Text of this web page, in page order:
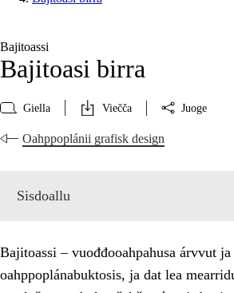
Bajitoassi
Bajitoasi birra
Giella Viečča Juoge
Oahppoplánii grafisk design
Sisdoallu
Bajitoassi – vuođđooahpahusa árvvut
oahppoplánabuktosis, ja dat lea